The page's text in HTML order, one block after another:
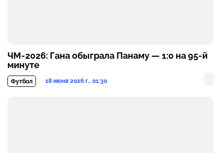
ЧМ-2026: Гана обыграла Панаму — 1:0 на 95-й
минуте
Футбол 18 июня 2026 г., 01:30